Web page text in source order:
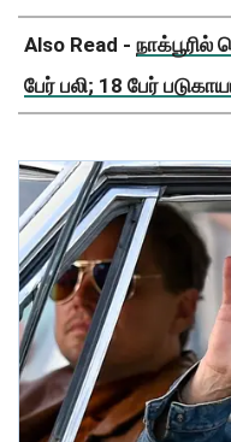
Also Read -
பேர் பலி; 18 பேர்